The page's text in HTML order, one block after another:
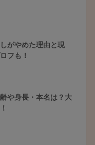
がやめた理由と現
フも！
や身長・本名は？大